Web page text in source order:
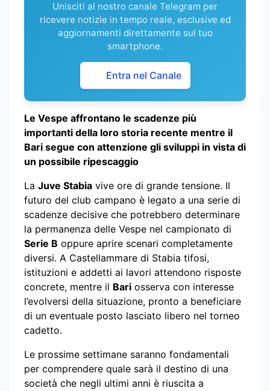
Unisciti al nostro canale Telegram per
ricevere notizie in tempo reale, esclusive ed
aggiornamenti direttamente sul tuo
smartphone.
Entra nel Canale
Le Vespe affrontano le scadenze più
importanti della loro storia recente mentre il
Bari segue con attenzione gli sviluppi in vista di
un possibile ripescaggio
La Juve Stabia vive ore di grande tensione. Il
futuro del club campano è legato a una serie di
scadenze decisive che potrebbero determinare
la permanenza delle Vespe nel campionato di
Serie B oppure aprire scenari completamente
diversi. A Castellammare di Stabia tifosi,
istituzioni e addetti ai lavori attendono risposte
concrete, mentre il Bari osserva con interesse
l’evolversi della situazione, pronto a beneficiare
di un eventuale posto lasciato libero nel torneo
cadetto.
Le prossime settimane saranno fondamentali
per comprendere quale sarà il destino di una
società che negli ultimi anni è riuscita a